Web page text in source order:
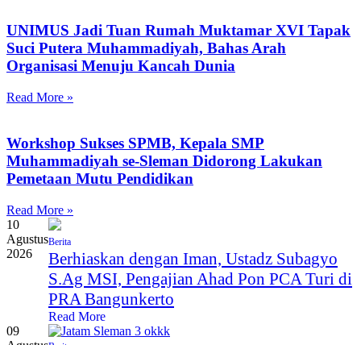
UNIMUS Jadi Tuan Rumah Muktamar XVI Tapak
Suci Putera Muhammadiyah, Bahas Arah
Organisasi Menuju Kancah Dunia
Read More »
Workshop Sukses SPMB, Kepala SMP
Muhammadiyah se-Sleman Didorong Lakukan
Pemetaan Mutu Pendidikan
Read More »
10
Agustus
2026
Berita
Berhiaskan dengan Iman, Ustadz Subagyo
S.Ag MSI, Pengajian Ahad Pon PCA Turi di
PRA Bangunkerto
Read More
09